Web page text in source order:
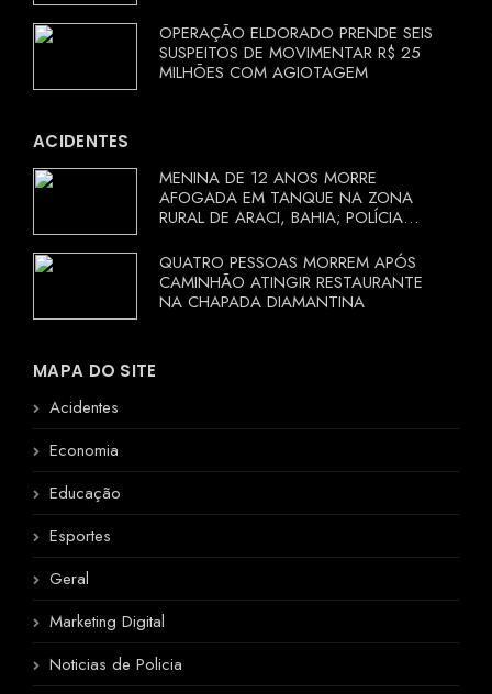
OPERAÇÃO ELDORADO PRENDE SEIS
SUSPEITOS DE MOVIMENTAR R$ 25
MILHÕES COM AGIOTAGEM
ACIDENTES
MENINA DE 12 ANOS MORRE
AFOGADA EM TANQUE NA ZONA
RURAL DE ARACI, BAHIA; POLÍCIA
QUATRO PESSOAS MORREM APÓS
CAMINHÃO ATINGIR RESTAURANTE
NA CHAPADA DIAMANTINA
MAPA DO SITE
Acidentes
Economia
Educação
Esportes
Geral
Marketing Digital
Noticias de Policia